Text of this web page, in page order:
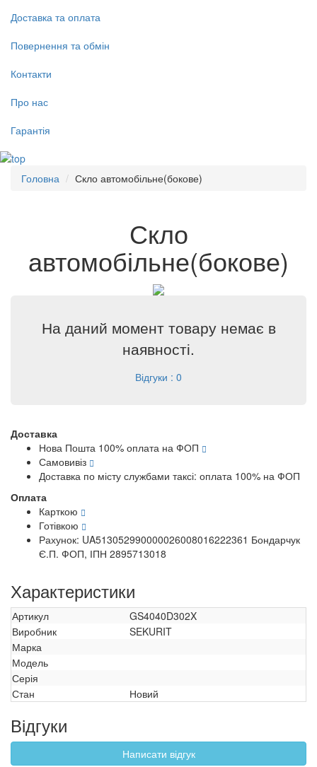
Доставка та оплата
Повернення та обмін
Контакти
Про нас
Гарантія
Головна Скло автомобільне(бокове)
Скло
автомобільне(бокове)
На даний момент товару немає в
наявності.
Відгуки : 0
Доставка
Нова Пошта 100% оплата на ФОП
Самовивіз
Доставка по місту службами таксі: оплата 100% на ФОП
Оплата
Карткою
Готівкою
Рахунок: UA513052990000026008016222361 Бондарчук
Є.П. ФОП, ІПН 2895713018
Характеристики
Артикул
GS4040D302X
Виробник
SEKURIT
Марка
Модель
Серія
Стан
Новий
Відгуки
Написати відгук